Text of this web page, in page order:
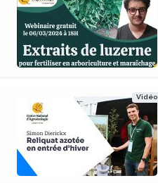
Vidéo